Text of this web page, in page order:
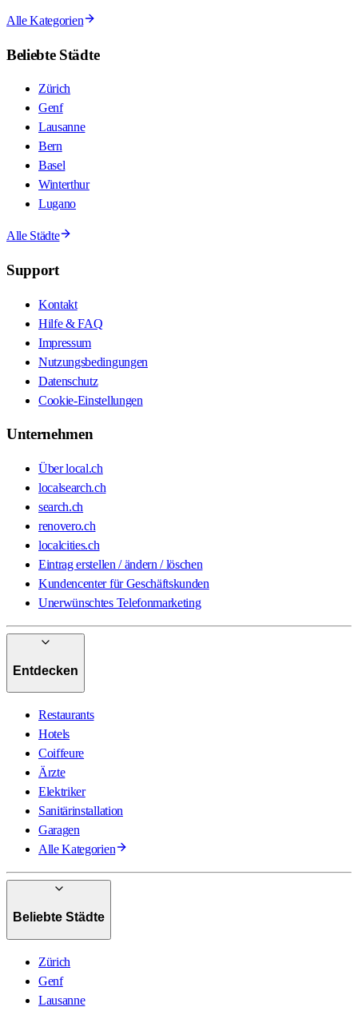
Alle Kategorien
Beliebte Städte
Zürich
Genf
Lausanne
Bern
Basel
Winterthur
Lugano
Alle Städte
Support
Kontakt
Hilfe & FAQ
Impressum
Nutzungsbedingungen
Datenschutz
Cookie-Einstellungen
Unternehmen
Über local.ch
localsearch.ch
search.ch
renovero.ch
localcities.ch
Eintrag erstellen / ändern / löschen
Kundencenter für Geschäftskunden
Unerwünschtes Telefonmarketing
Entdecken
Restaurants
Hotels
Coiffeure
Ärzte
Elektriker
Sanitärinstallation
Garagen
Alle Kategorien
Beliebte Städte
Zürich
Genf
Lausanne